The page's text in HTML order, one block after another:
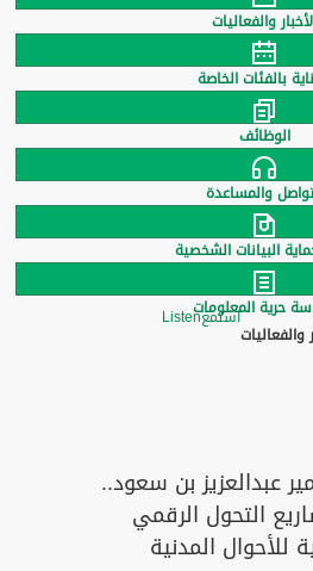
والفعاليات
بالفئات الخاصة
الوظائف
والمساعدة
البيانات الشخصية
حرية المعلومات
والفعاليات
استمعListen
عبدالعزيز بن سعود..
التحول الرقمي
للأحوال المدنية